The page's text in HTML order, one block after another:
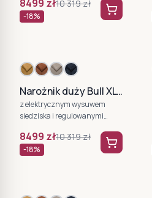
8499 zł10 319zł
-18%
Narożnik duży Bull XL granatowy
z elektrycznym wysuwem
siedziska i regulowanymi
8499 zł10 319zł
-18%